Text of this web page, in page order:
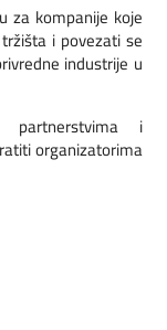
za kompanije koje
i povezati se
industrije u
i
organizatorima